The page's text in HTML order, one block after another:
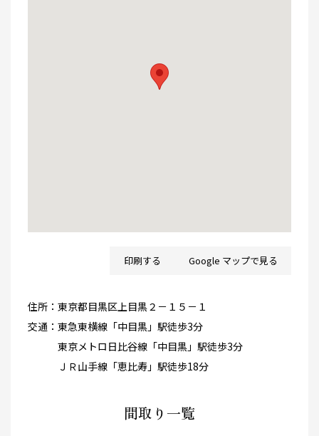
住所： 東京都目黒区上目黒２－１５－１
交通： 東急東横線「中目黒」駅徒歩3分
東京メトロ日比谷線「中目黒」駅徒歩3分
ＪＲ山手線「恵比寿」駅徒歩18分
印刷する Google マップで見る
間取り一覧